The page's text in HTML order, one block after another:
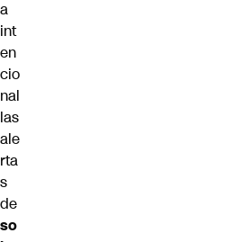
a
int
en
cio
nal
las
ale
rta
s
de
so